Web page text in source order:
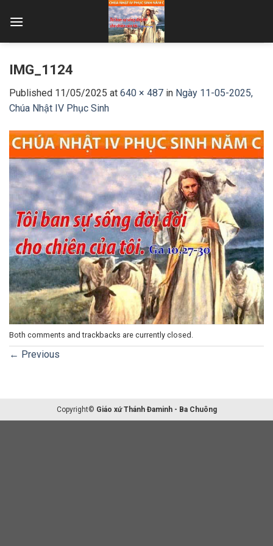
IMG_1124
Published 11/05/2025 at 640 × 487 in Ngày 11-05-2025,
Chúa Nhật IV Phục Sinh
Both comments and trackbacks are currently closed.
← Previous
Copyright© Giáo xứ Thánh Đaminh - Ba Chuông